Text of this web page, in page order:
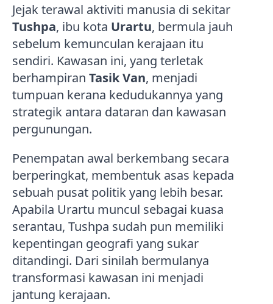
Jejak terawal aktiviti manusia di sekitar
Tushpa, ibu kota Urartu, bermula jauh
sebelum kemunculan kerajaan itu
sendiri. Kawasan ini, yang terletak
berhampiran Tasik Van, menjadi
tumpuan kerana kedudukannya yang
strategik antara dataran dan kawasan
pergunungan.
Penempatan awal berkembang secara
berperingkat, membentuk asas kepada
sebuah pusat politik yang lebih besar.
Apabila Urartu muncul sebagai kuasa
serantau, Tushpa sudah pun memiliki
kepentingan geografi yang sukar
ditandingi. Dari sinilah bermulanya
transformasi kawasan ini menjadi
jantung kerajaan.